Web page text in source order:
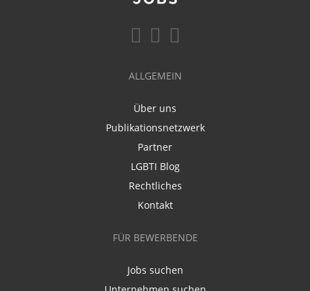
ALLGEMEIN
Über uns
Publikationsnetzwerk
Partner
LGBTI Blog
Rechtliches
Kontakt
FÜR BEWERBENDE
Jobs suchen